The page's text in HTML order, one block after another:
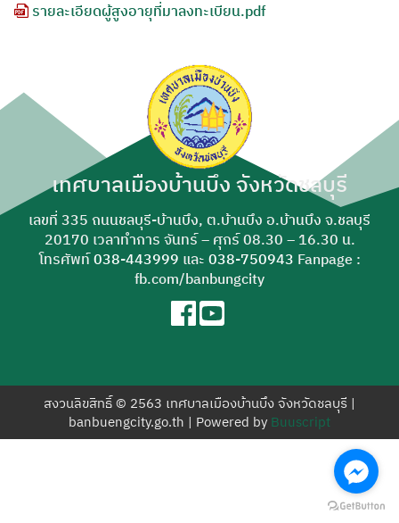
ค้นหา
สำหรับ:
รายละเอียดผู้สูงอายุที่มาลงทะเบียน.pdf
เทศบาลเมืองบ้านบึง จังหวัดชลบุรี
เลขที่ 335 ถนนชลบุรี-บ้านบึง, ต.บ้านบึง อ.บ้านบึง จ.ชลบุรี
20170 เวลาทำการ จันทร์ – ศุกร์ 08.30 – 16.30 น.
โทรศัพท์038-443999 และ 038-750943 Fanpage :
fb.com/banbungcity
สงวนลิขสิทธิ์ © 2563 เทศบาลเมืองบ้านบึง จังหวัดชลบุรี |
banbuengcity.go.th | Powered by Buuscript